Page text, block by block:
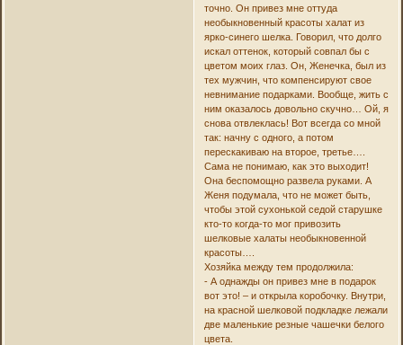
точно. Он привез мне оттуда
необыкновенный красоты халат из
ярко-синего шелка. Говорил, что долго
искал оттенок, который совпал бы с
цветом моих глаз. Он, Женечка, был из
тех мужчин, что компенсируют свое
невнимание подарками. Вообще, жить с
ним оказалось довольно скучно… Ой, я
снова отвлеклась! Вот всегда со мной
так: начну с одного, а потом
перескакиваю на второе, третье….
Сама не понимаю, как это выходит!
Она беспомощно развела руками. А
Женя подумала, что не может быть,
чтобы этой сухонькой седой старушке
кто-то когда-то мог привозить
шелковые халаты необыкновенной
красоты….
Хозяйка между тем продолжила:
- А однажды он привез мне в подарок
вот это! – и открыла коробочку. Внутри,
на красной шелковой подкладке лежали
две маленькие резные чашечки белого
цвета.